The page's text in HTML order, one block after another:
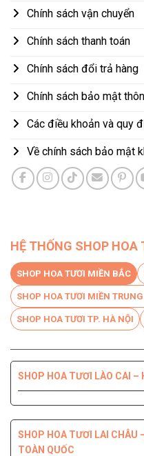
Bó
Chính sách vận chuyển
Chính sách thanh toán
Chính sách đổi trả hàng
Chính sách bảo mật
Các điều khoản và quy
Về chính sách bảo mật
HỆ THỐNG SHOP HOA
SHOP HOA TƯƠI MIỀN BẮC
SHOP HOA TƯƠI MIỀN
SHOP HOA TƯƠI TP. HÀ NỘI
SHOP HOA TƯƠI LÀO CAI –
SHOP HOA TƯƠI LAI CHÂU
TOÀN QUỐC
LƯỢNG HÀNG ĐẦU
ĐẦU